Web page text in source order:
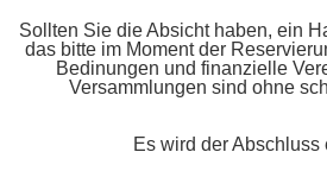
Sollten Sie die Absicht haben, ein
das bitte im Moment der
Bedinungen und finanzielle
Versammlungen sind ohne
Es wird der